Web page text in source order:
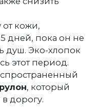
от кожи,
дней, пока он не
душ. Эко-хлопок
этот период.
, который
дорогу.